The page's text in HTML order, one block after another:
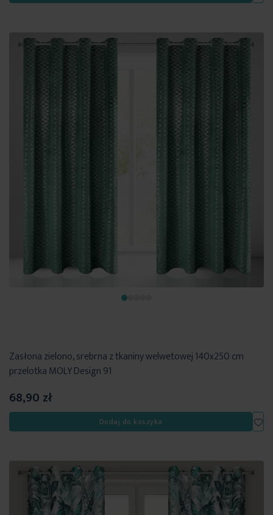
Zasłona zielono, srebrna z tkaniny welwetowej 140x250 cm
przelotka MOLY Design 91
68,90 zł
Dodaj do koszyka